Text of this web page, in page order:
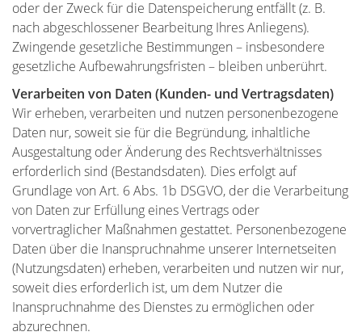
oder der Zweck für die Datenspeicherung entfällt (z. B.
nach abgeschlossener Bearbeitung Ihres Anliegens).
Zwingende gesetzliche Bestimmungen – insbesondere
gesetzliche Aufbewahrungsfristen – bleiben unberührt.
Verarbeiten von Daten (Kunden- und Vertragsdaten)
Wir erheben, verarbeiten und nutzen personenbezogene
Daten nur, soweit sie für die Begründung, inhaltliche
Ausgestaltung oder Änderung des Rechtsverhältnisses
erforderlich sind (Bestandsdaten). Dies erfolgt auf
Grundlage von Art. 6 Abs. 1b DSGVO, der die Verarbeitung
von Daten zur Erfüllung eines Vertrags oder
vorvertraglicher Maßnahmen gestattet. Personenbezogene
Daten über die Inanspruchnahme unserer Internetseiten
(Nutzungsdaten) erheben, verarbeiten und nutzen wir nur,
soweit dies erforderlich ist, um dem Nutzer die
Inanspruchnahme des Dienstes zu ermöglichen oder
abzurechnen.